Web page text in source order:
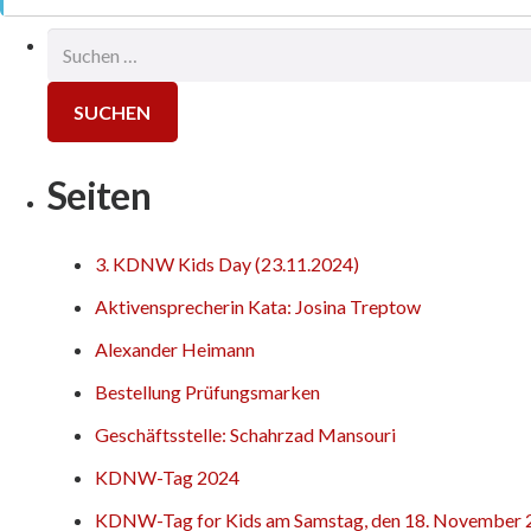
nach:
Seiten
3. KDNW Kids Day (23.11.2024)
Aktivensprecherin Kata: Josina Treptow
Alexander Heimann
Bestellung Prüfungsmarken
Geschäftsstelle: Schahrzad Mansouri
KDNW-Tag 2024
KDNW-Tag for Kids am Samstag, den 18. November